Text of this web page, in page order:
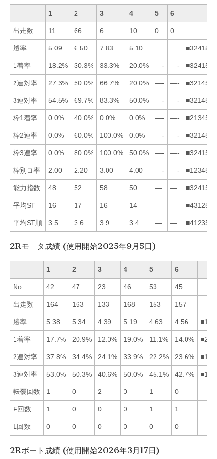
1 2 3 4 5 6
出走数 11 66 6 10 0 0
勝率 5.09 6.50 7.83 5.10 —- —- ■324156
1着率 18.2% 30.3% 33.3% 20.0% —- —- ■324156
2連対率 27.3% 50.0% 66.7% 20.0% —- —- ■321456
3連対率 54.5% 69.7% 83.3% 50.0% —- —- ■321456
枠1着率 0.0% 40.0% 0.0% 0.0% —- —- ■213456
枠2連率 0.0% 60.0% 100.0% 0.0% —- —- ■321456
枠3連率 0.0% 80.0% 100.0% 50.0% —- —- ■324156
枠別コ率 2.00 2.20 3.00 4.00 —- —- ■123456
能力指数 48 52 58 50 — — ■324156
平均ST 16 17 16 14 — — ■431256
平均ST順 3.5 3.6 3.9 3.4 — — ■412356
2Rモータ成績 (使用開始2025年9月5日)
1 2 3 4 5 6
No. 42 47 23 46 53 45
出走数 164 163 133 168 153 157
勝率 5.38 5.34 4.39 5.19 4.63 4.56
1着率 17.7% 20.9% 12.0% 19.0% 11.1% 14.0%
2連対率 37.8% 34.4% 24.1% 33.9% 22.2% 23.6%
3連対率 53.0% 50.3% 40.6% 50.0% 45.1% 42.7%
転覆回数 1 0 2 0 1 0
F回数 1 0 0 0 1 1
L回数 0 0 0 0 0 0
2Rボート成績 (使用開始2026年3月17日)